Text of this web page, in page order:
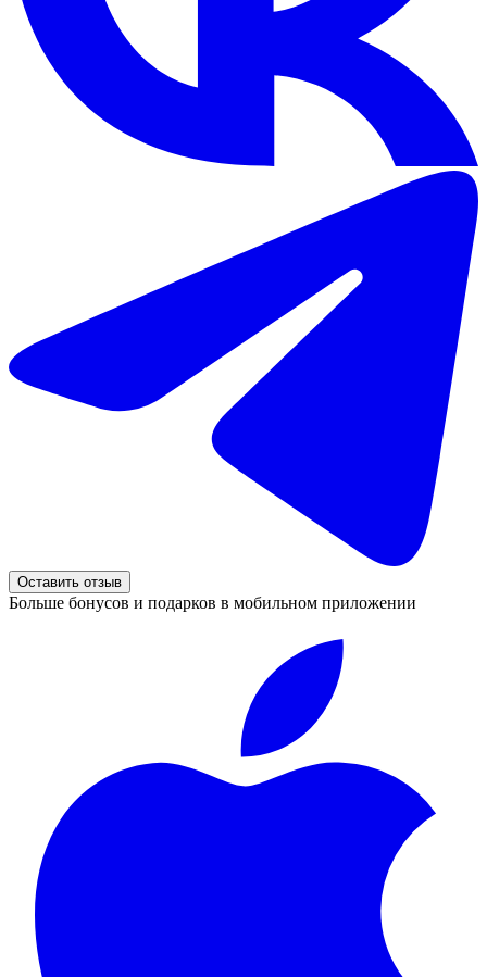
Оставить отзыв
Больше бонусов и подарков в мобильном приложении